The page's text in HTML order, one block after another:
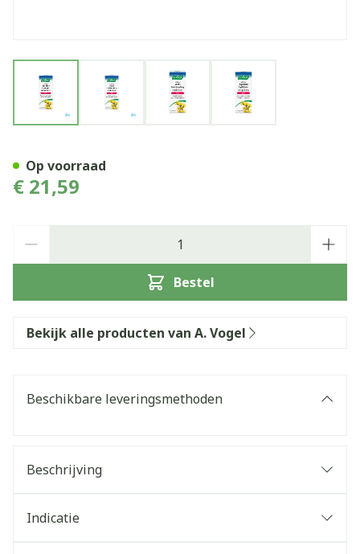
View larger imageView larger imageView larger image
€ 21,59
Bestel
Op voorraad
Bekijk alle producten van A. Vogel
Beschikbare leveringsmethoden
Beschrijving
Indicatie